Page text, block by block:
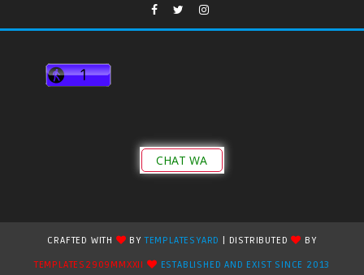
CHAT WA
CRAFTED WITH BYTEMPLATESYARD | DISTRIBUTED
BY
TEMPLATES2909MMXXII
ESTABLISHED AND EXIST SINCE 2013